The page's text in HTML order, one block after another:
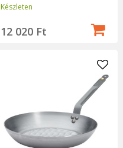
Készleten
12 020 Ft